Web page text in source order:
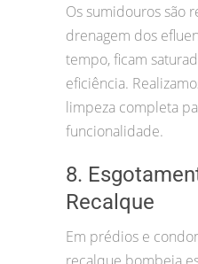
Os sumidouros são
drenagem dos
tempo, ficam
eficiência.
limpeza completa
funcionalidade.
8.
Recalque
Em prédios e